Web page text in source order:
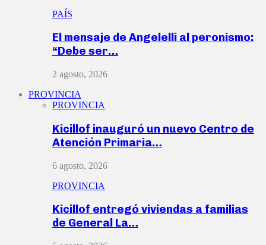
PAÍS
El mensaje de Angelelli al peronismo:
“Debe ser…
2 agosto, 2026
PROVINCIA
PROVINCIA
Kicillof inauguró un nuevo Centro de
Atención Primaria…
6 agosto, 2026
PROVINCIA
Kicillof entregó viviendas a familias
de General La…